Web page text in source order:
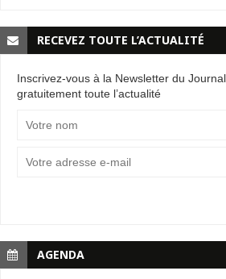
RECEVEZ TOUTE L’ACTUALITÉ
Inscrivez-vous à la Newsletter du
gratuitement toute l’actualité
AGENDA